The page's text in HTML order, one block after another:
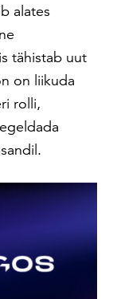
alates
tähistab uut
on liikuda
rolli,